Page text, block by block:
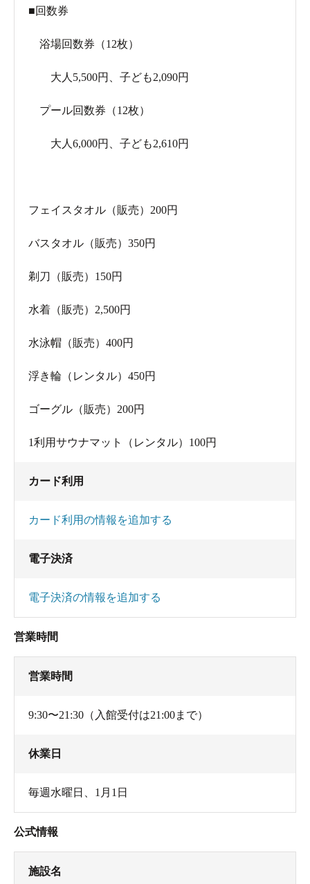
■回数券
浴場回数券（12枚）
大人5,500円、子ども2,090円
プール回数券（12枚）
大人6,000円、子ども2,610円
フェイスタオル（販売）200円
バスタオル（販売）350円
剃刀（販売）150円
水着（販売）2,500円
水泳帽（販売）400円
浮き輪（レンタル）450円
ゴーグル（販売）200円
1利用サウナマット（レンタル）100円
カード利用
カード利用の情報を追加する
電子決済
電子決済の情報を追加する
営業時間
営業時間
9:30〜21:30（入館受付は21:00まで）
休業日
毎週水曜日、1月1日
公式情報
施設名